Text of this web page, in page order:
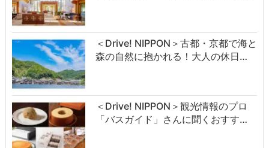
＜Drive! NIPPON＞古都・京都で海と
森の自然に抱かれる！大人の休日…
＜Drive! NIPPON＞観光情報のプロ
「バスガイド」さんに聞くおすす…